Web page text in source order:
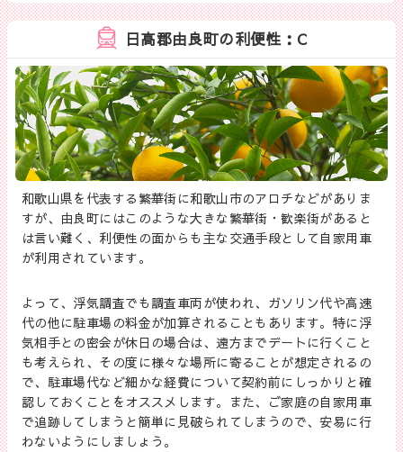
日高郡由良町の利便性：C
和歌山県を代表する繁華街に和歌山市のアロチなどがありま
すが、由良町にはこのような大きな繁華街・歓楽街があると
は言い難く、利便性の面からも主な交通手段として自家用車
が利用されています。
よって、浮気調査でも調査車両が使われ、ガソリン代や高速
代の他に駐車場の料金が加算されることもあります。特に浮
気相手との密会が休日の場合は、遠方までデートに行くこと
も考えられ、その度に様々な場所に寄ることが想定されるの
で、駐車場代など細かな経費について契約前にしっかりと確
認しておくことをオススメします。また、ご家庭の自家用車
で追跡してしまうと簡単に見破られてしまうので、安易に行
わないようにしましょう。